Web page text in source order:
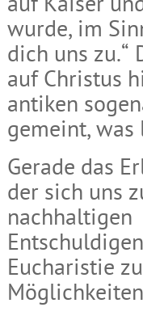
auf Kaiser
wurde, im
dich uns zu.“
auf Christus
antiken
gemeint,
Gerade das
der sich uns
nachhaltigen
Eucharistie